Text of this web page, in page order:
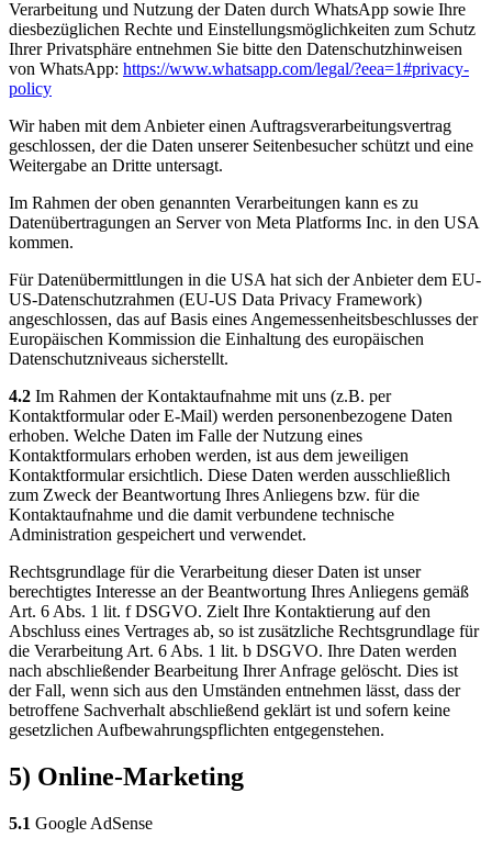
Verarbeitung und Nutzung der Daten durch WhatsApp sowie Ihre
diesbezüglichen Rechte und Einstellungsmöglichkeiten zum Schutz
Ihrer Privatsphäre entnehmen Sie bitte den Datenschutzhinweisen
von WhatsApp: https://www.whatsapp.com/legal/?eea=1#privacy-
policy
Wir haben mit dem Anbieter einen Auftragsverarbeitungsvertrag
geschlossen, der die Daten unserer Seitenbesucher schützt und eine
Weitergabe an Dritte untersagt.
Im Rahmen der oben genannten Verarbeitungen kann es zu
Datenübertragungen an Server von Meta Platforms Inc. in den USA
kommen.
Für Datenübermittlungen in die USA hat sich der Anbieter dem EU-
US-Datenschutzrahmen (EU-US Data Privacy Framework)
angeschlossen, das auf Basis eines Angemessenheitsbeschlusses der
Europäischen Kommission die Einhaltung des europäischen
Datenschutzniveaus sicherstellt.
4.2 Im Rahmen der Kontaktaufnahme mit uns (z.B. per
Kontaktformular oder E-Mail) werden personenbezogene Daten
erhoben. Welche Daten im Falle der Nutzung eines
Kontaktformulars erhoben werden, ist aus dem jeweiligen
Kontaktformular ersichtlich. Diese Daten werden ausschließlich
zum Zweck der Beantwortung Ihres Anliegens bzw. für die
Kontaktaufnahme und die damit verbundene technische
Administration gespeichert und verwendet.
Rechtsgrundlage für die Verarbeitung dieser Daten ist unser
berechtigtes Interesse an der Beantwortung Ihres Anliegens gemäß
Art. 6 Abs. 1 lit. f DSGVO. Zielt Ihre Kontaktierung auf den
Abschluss eines Vertrages ab, so ist zusätzliche Rechtsgrundlage für
die Verarbeitung Art. 6 Abs. 1 lit. b DSGVO. Ihre Daten werden
nach abschließender Bearbeitung Ihrer Anfrage gelöscht. Dies ist
der Fall, wenn sich aus den Umständen entnehmen lässt, dass der
betroffene Sachverhalt abschließend geklärt ist und sofern keine
gesetzlichen Aufbewahrungspflichten entgegenstehen.
5) Online-Marketing
5.1 Google AdSense